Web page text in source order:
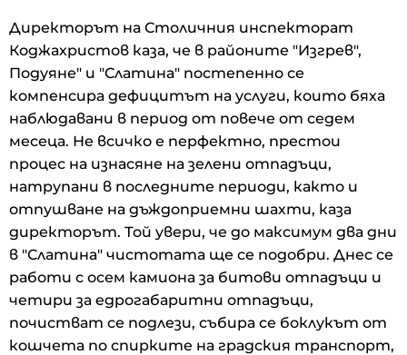
Директорът на Столичния инспекторат
Коджахристов каза, че в районите "Изгрев",
Подуяне" и "Слатина" постепенно се
компенсира дефицитът на услуги, които бяха
наблюдавани в период от повече от седем
месеца. Не всичко е перфектно, престои
процес на изнасяне на зелени отпадъци,
натрупани в последните периоди, както и
отпушване на дъждоприемни шахти, каза
директорът. Той увери, че до максимум два дни
в "Слатина" чистотата ще се подобри. Днес се
работи с осем камиона за битови отпадъци и
четири за едрогабаритни отпадъци,
почистват се подлези, събира се боклукът от
кошчета по спирките на градския транспорт,